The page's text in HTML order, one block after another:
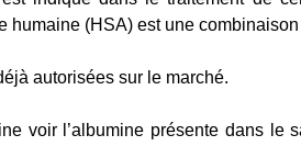
humaine (HSA) est une
autorisées sur le marché.
voir l’albumine présente dans le